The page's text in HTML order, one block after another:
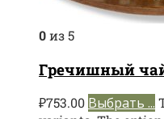
0из 5
Гречишный
₽753.00 Выбрать ...